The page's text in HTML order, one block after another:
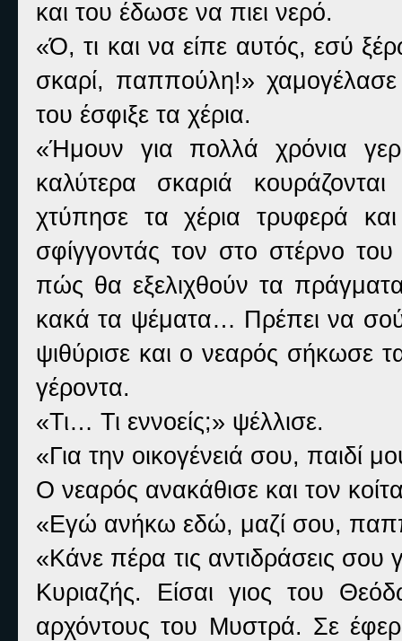
και του έδωσε να πιει νερό.
«Ό, τι και να είπε αυτός, εσύ
σκαρί, παππούλη!»
του έσφιξε τα χέρια.
«Ήμουν για πολλά χρόνια
καλύτερα σκαριά
χτύπησε τα χέρια τρυφερά
σφίγγοντάς τον στο στέρνο
πώς θα εξελιχθούν τα
κακά τα ψέματα… Πρέπει να σού
ψιθύρισε και ο νεαρός σήκωσε
γέροντα.
«Τι… Τι εννοείς;» ψέλλισε.
«Για την οικογένειά σου, παιδί
Ο νεαρός ανακάθισε και τον
«Εγώ ανήκω εδώ, μαζί σου,
«Κάνε πέρα τις αντιδράσεις σου
Κυριαζής. Είσαι γιος του
αρχόντους του Μυστρά. Σε